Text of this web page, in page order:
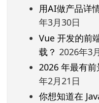
用AI做产品详
年3月30日
Vue 开发的前
载？ 2026年3
2026 年最有
年2月21日
你想知道在